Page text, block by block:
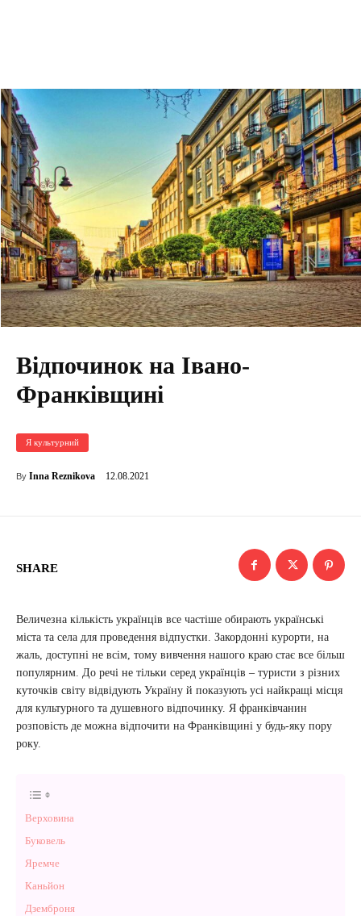
Відпочинок на Івано-
Франківщині
Я культурний
By Inna Reznikova 12.08.2021
SHARE
Величезна кількість українців все частіше обирають українські
міста та села для проведення відпустки. Закордонні курорти, на
жаль, доступні не всім, тому вивчення нашого краю стає все більш
популярним. До речі не тільки серед українців – туристи з різних
куточків світу відвідують Україну й показують усі найкращі місця
для культурного та душевного відпочинку. Я франківчанин
розповість де можна відпочити на Франківщині у будь-яку пору
року.
Верховина
Буковель
Яремче
Каньйон
Дземброня